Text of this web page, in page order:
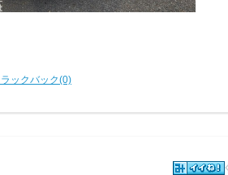
ラックバック(0)